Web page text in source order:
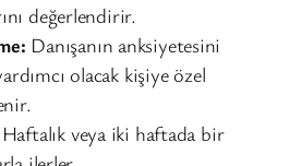
değerlendirir.
Danışanın anksiyetesini
olacak kişiye özel
Haftalık veya iki haftada bir